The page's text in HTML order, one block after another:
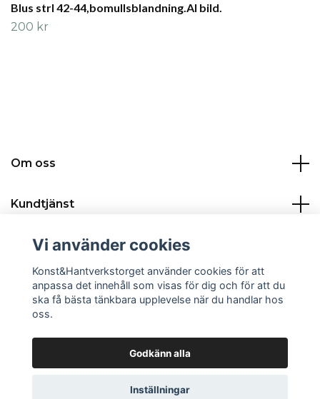
Blus strl 42-44,bomullsblandning.AI bild.
200 kr
Om oss
Kundtjänst
Kontakt:
Sociala medier
© 2026 Konst&HantverkstorgetPowered by Quickbutik
Vi använder cookies
Konst&Hantverkstorget använder cookies för att
anpassa det innehåll som visas för dig och för att du
ska få bästa tänkbara upplevelse när du handlar hos
oss.
Godkänn alla
Inställningar